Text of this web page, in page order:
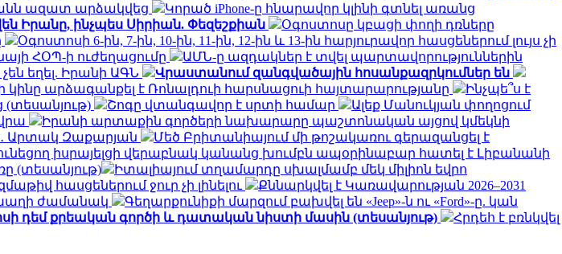
ազատ արձակվեց
Կորած iPhone-ը հնարավոր կլինի գտնել առանց
Իրանը, ինչպես Սիրիան. Փեզեշքիան
Օգոստոսը կբացի փողի դռները
Օգոստոսի 6-ին, 7-ին, 10-ին, 11-ին, 12-ին և 13-ին հարյուրավոր հասցեներում լույս չի
ՀՕՊ-ի ուժեղացումը
ԱՄՆ-ը ազդակներ է տվել պարտավորություններին
եղել. Իրանի ԱԳՆ
Վրաստանում զանգվածային հոսանքազրկումներ են
կինը արձագանքել է Ռոնալդուի հարսնացուի հայտարարությանը
Ինչպե՞ս է
Շոգը վտանգավոր է սրտի համար
Ալեք Մանուկյան փողոցում
Իրանի արտաքին գործերի նախարարը պաշտոնական այցով կմեկնի
Արտակ Զաքարյան
Մեծ Բրիտանիայում մի թոշակառու գերազանցել է
իսրայելցի վերաբնակ կանանց խումբն ապօրինաբար հատել է Լիբանանի
(տեսանյութ)
Իտալիայում տղամարդը սխալմամբ մեկ միլիոն եվրո
հասցեներում ջուր չի լինելու
Քննարկվել է Կառավարության 2026–2031
ժամանակ
Գեղարքունիքի մարզում բախվել են «Jeep»-ն ու «Ford»-ը. կան
դեմ քրեական գործի և դատական նիստի մասին (տեսանյութ)
Հրդեհ է բռնկվել